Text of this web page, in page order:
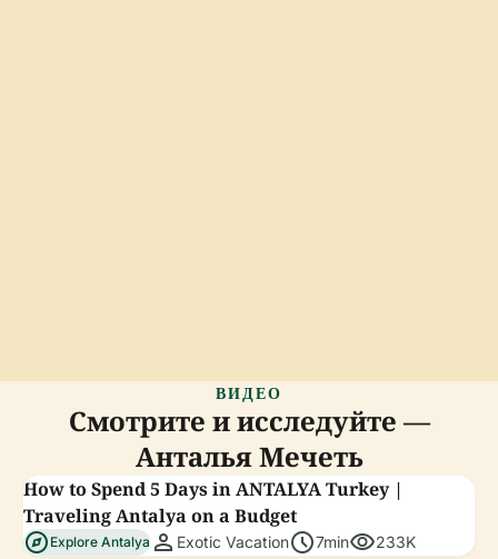
ВИДЕО
Смотрите и исследуйте —
Анталья Мечеть
How to Spend 5 Days in ANTALYA Turkey |
Traveling Antalya on a Budget
explore Explore Antalya person Exotic Vacationschedule7minvisibility233K